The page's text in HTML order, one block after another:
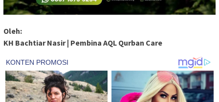
Oleh:
KH Bachtiar Nasir | Pembina AQL Qurban Care